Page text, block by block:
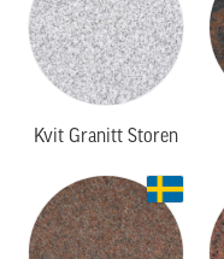
Kvit Granitt Storen